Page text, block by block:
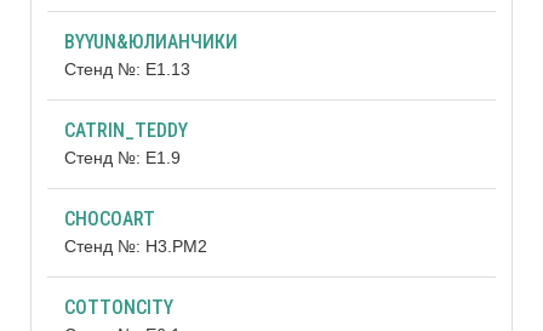
BYYUN&ЮЛИАНЧИКИ
Стенд №: E1.13
CATRIN_TEDDY
Стенд №: E1.9
CHOCOART
Стенд №: H3.РМ2
COTTONCITY